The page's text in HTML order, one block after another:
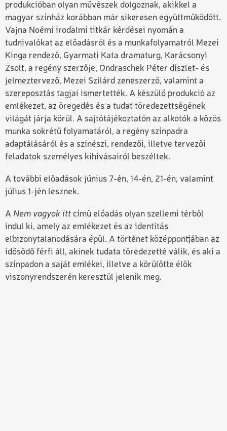
produkcióban olyan művészek dolgoznak, akikkel a
magyar színház korábban már sikeresen együttműködött.
Vajna Noémi irodalmi titkár kérdései nyomán a
tudnivalókat az előadásról és a munkafolyamatról Mezei
Kinga rendező, Gyarmati Kata dramaturg, Karácsonyi
Zsolt, a regény szerzője, Ondraschek Péter díszlet- és
jelmeztervező, Mezei Szilárd zeneszerző, valamint a
szereposztás tagjai ismertették. A készülő produkció az
emlékezet, az öregedés és a tudat töredezettségének
világát járja körül. A sajtótájékoztatón az alkotók a közös
munka sokrétű folyamatáról, a regény színpadra
adaptálásáról és a színészi, rendezői, illetve tervezői
feladatok személyes kihívásairól beszéltek.
A további előadások június 7-én, 14-én, 21-én, valamint
július 1-jén lesznek.
A Nem vagyok itt című előadás olyan szellemi térből
indul ki, amely az emlékezet és az identitás
elbizonytalanodására épül. A történet középpontjában az
idősödő férfi áll, akinek tudata töredezetté válik, és aki a
színpadon a saját emlékei, illetve a körülötte élők
viszonyrendszerén keresztül jelenik meg.